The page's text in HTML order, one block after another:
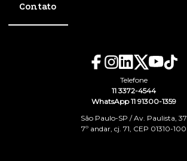
Contato
Telefone
11 3372-4544
WhatsApp 11 91300-1359
São Paulo-SP / Av. Paulista, 37
7º andar, cj. 71, CEP 01310-100